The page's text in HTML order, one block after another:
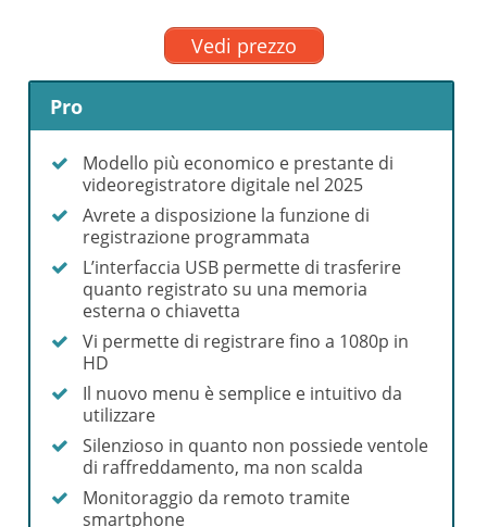
Vedi prezzo
Pro
Modello più economico e prestante di
videoregistratore digitale nel 2025
Avrete a disposizione la funzione di
registrazione programmata
L’interfaccia USB permette di trasferire
quanto registrato su una memoria
esterna o chiavetta
Vi permette di registrare fino a 1080p in
HD
Il nuovo menu è semplice e intuitivo da
utilizzare
Silenzioso in quanto non possiede ventole
di raffreddamento, ma non scalda
Monitoraggio da remoto tramite
smartphone